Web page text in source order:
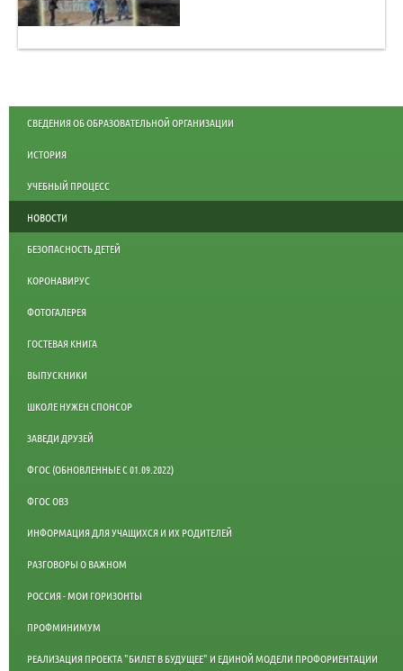
СВЕДЕНИЯ ОБ ОБРАЗОВАТЕЛЬНОЙ ОРГАНИЗАЦИИ
ИСТОРИЯ
УЧЕБНЫЙ ПРОЦЕСС
НОВОСТИ
БЕЗОПАСНОСТЬ ДЕТЕЙ
КОРОНАВИРУС
ФОТОГАЛЕРЕЯ
ГОСТЕВАЯ КНИГА
ВЫПУСКНИКИ
ШКОЛЕ НУЖЕН СПОНСОР
ЗАВЕДИ ДРУЗЕЙ
ФГОС (ОБНОВЛЕННЫЕ С 01.09.2022)
ФГОС ОВЗ
ИНФОРМАЦИЯ ДЛЯ УЧАЩИХСЯ И ИХ РОДИТЕЛЕЙ
РАЗГОВОРЫ О ВАЖНОМ
РОССИЯ - МОИ ГОРИЗОНТЫ
ПРОФМИНИМУМ
РЕАЛИЗАЦИЯ ПРОЕКТА "БИЛЕТ В БУДУЩЕЕ" И ЕДИНОЙ МОДЕЛИ ПРОФОРИЕНТАЦИИ